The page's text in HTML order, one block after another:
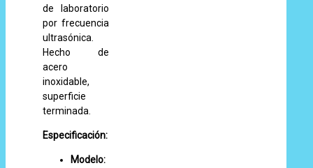
de laboratorio
por frecuencia
ultrasónica.
Hecho de
acero
inoxidable,
superficie
terminada.
Especificación:
Modelo: